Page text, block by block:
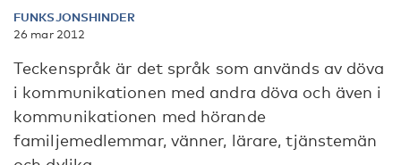
FUNKSJONSHINDER
26 mar 2012
Teckenspråk är det språk som används av döva
i kommunikationen med andra döva och även i
kommunikationen med hörande
familjemedlemmar, vänner, lärare, tjänstemän